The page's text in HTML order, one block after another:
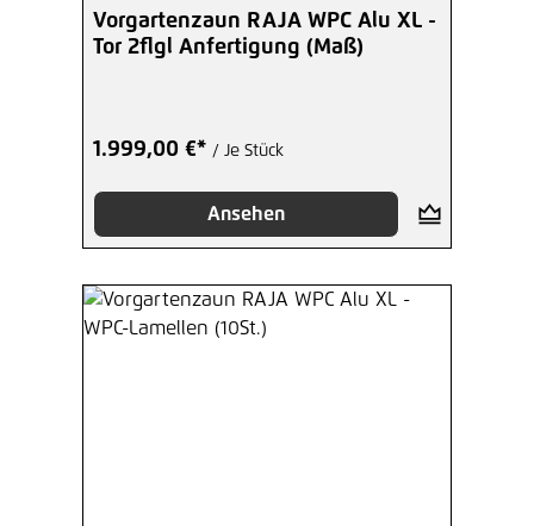
Vorgartenzaun RAJA WPC Alu XL -
Tor 2flgl Anfertigung (Maß)
1.999,00 €* / Je Stück
Ansehen